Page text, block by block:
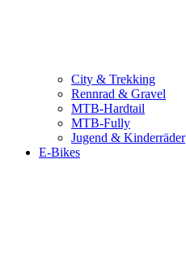
City & Trekking
Rennrad & Gravel
MTB-Hardtail
MTB-Fully
Jugend & Kinderräder
E-Bikes